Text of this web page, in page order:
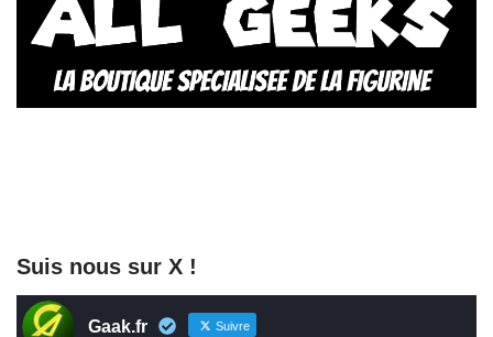
Suis nous sur X !
Gaak.fr Suivre